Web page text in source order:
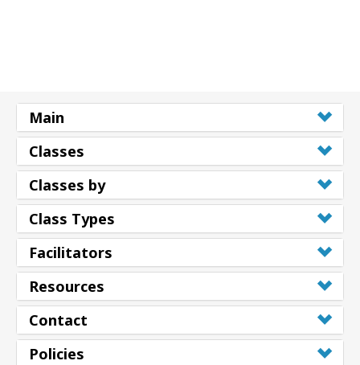
Main
Classes
Classes by
Class Types
Facilitators
Resources
Contact
Policies